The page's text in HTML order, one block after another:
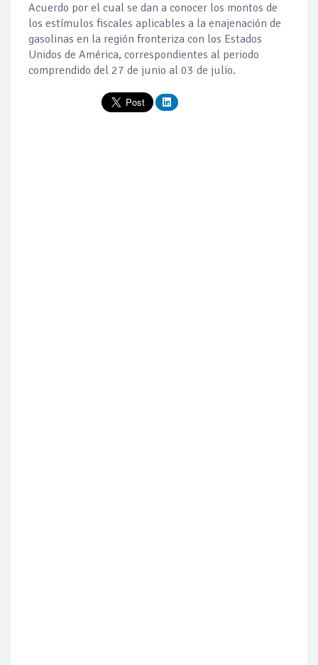
Acuerdo por el cual se dan a conocer los montos de
los estímulos fiscales aplicables a la enajenación de
gasolinas en la región fronteriza con los Estados
Unidos de América, correspondientes al periodo
comprendido del 27 de junio al 03 de julio.